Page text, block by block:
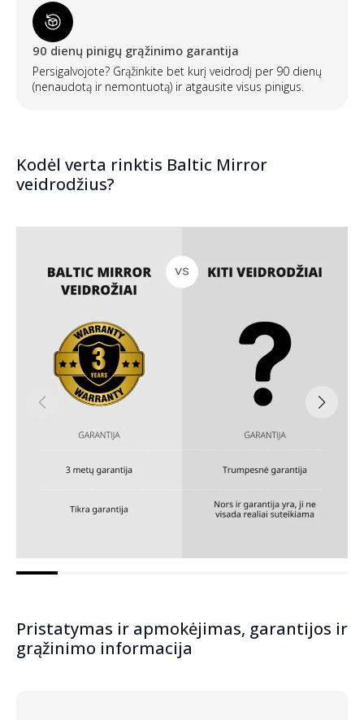
90 dienų pinigų grąžinimo garantija
Persigalvojote? Grąžinkite bet kurį veidrodį per 90 dienų
(nenaudotą ir nemontuotą) ir atgausite visus pinigus.
Kodėl verta rinktis Baltic Mirror
veidrodžius?
Pristatymas ir apmokėjimas, garantijos ir
grąžinimo informacija